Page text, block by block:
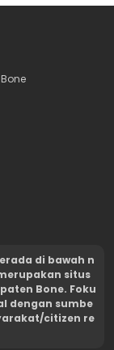
di bawah n
situs
Bone. Foku
dengan sumbe
citizen re